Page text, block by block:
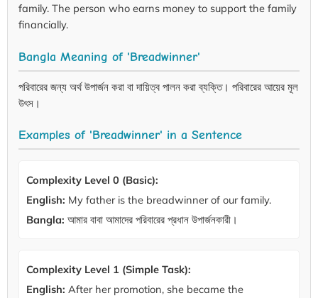
family. The person who earns money to support the family
financially.
Bangla Meaning of 'Breadwinner'
পরিবারের জন্য অর্থ উপার্জন করা বা দায়িত্ব পালন করা ব্যক্তি। পরিবারের আয়ের মূল
উৎস।
Examples of 'Breadwinner' in a Sentence
Complexity Level 0 (Basic):
English: My father is the breadwinner of our family.
Bangla: আমার বাবা আমাদের পরিবারের প্রধান উপার্জনকারী।
Complexity Level 1 (Simple Task):
English: After her promotion, she became the